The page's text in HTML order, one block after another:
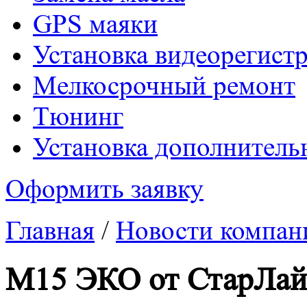
GPS маяки
Установка
Mелкосрочный ремонт
Tюнинг
Установка
Оформить заявку
Главная / Новости
М15 ЭКО от